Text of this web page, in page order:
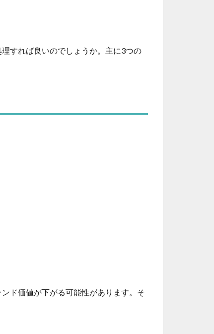
すれば良いのでしょうか。主に3つの
ド価値が下がる可能性があります。そ